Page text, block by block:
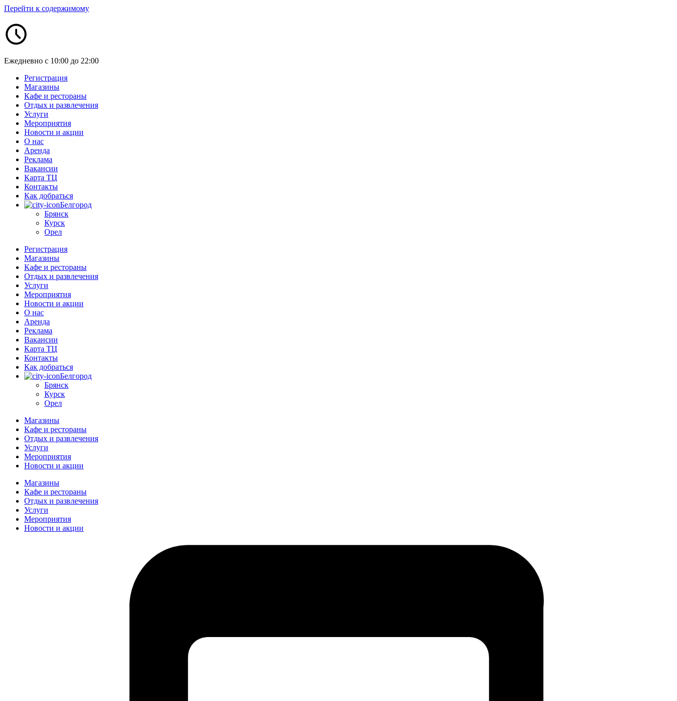
Перейти к содержимому
Ежедневно с 10:00 до 22:00
Регистрация
Магазины
Кафе и рестораны
Отдых и развлечения
Услуги
Мероприятия
Новости и акции
О нас
Аренда
Реклама
Вакансии
Карта ТЦ
Контакты
Как добраться
Белгород
Брянск
Курск
Орел
Регистрация
Магазины
Кафе и рестораны
Отдых и развлечения
Услуги
Мероприятия
Новости и акции
О нас
Аренда
Реклама
Вакансии
Карта ТЦ
Контакты
Как добраться
Белгород
Брянск
Курск
Орел
Магазины
Кафе и рестораны
Отдых и развлечения
Услуги
Мероприятия
Новости и акции
Магазины
Кафе и рестораны
Отдых и развлечения
Услуги
Мероприятия
Новости и акции